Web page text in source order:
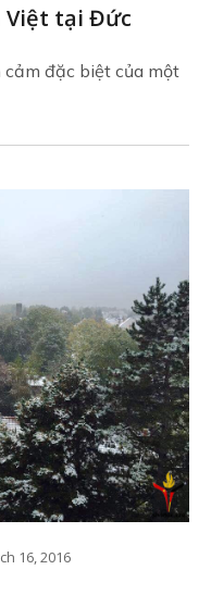
Việt tại Đức
đặc biệt của một
16, 2016